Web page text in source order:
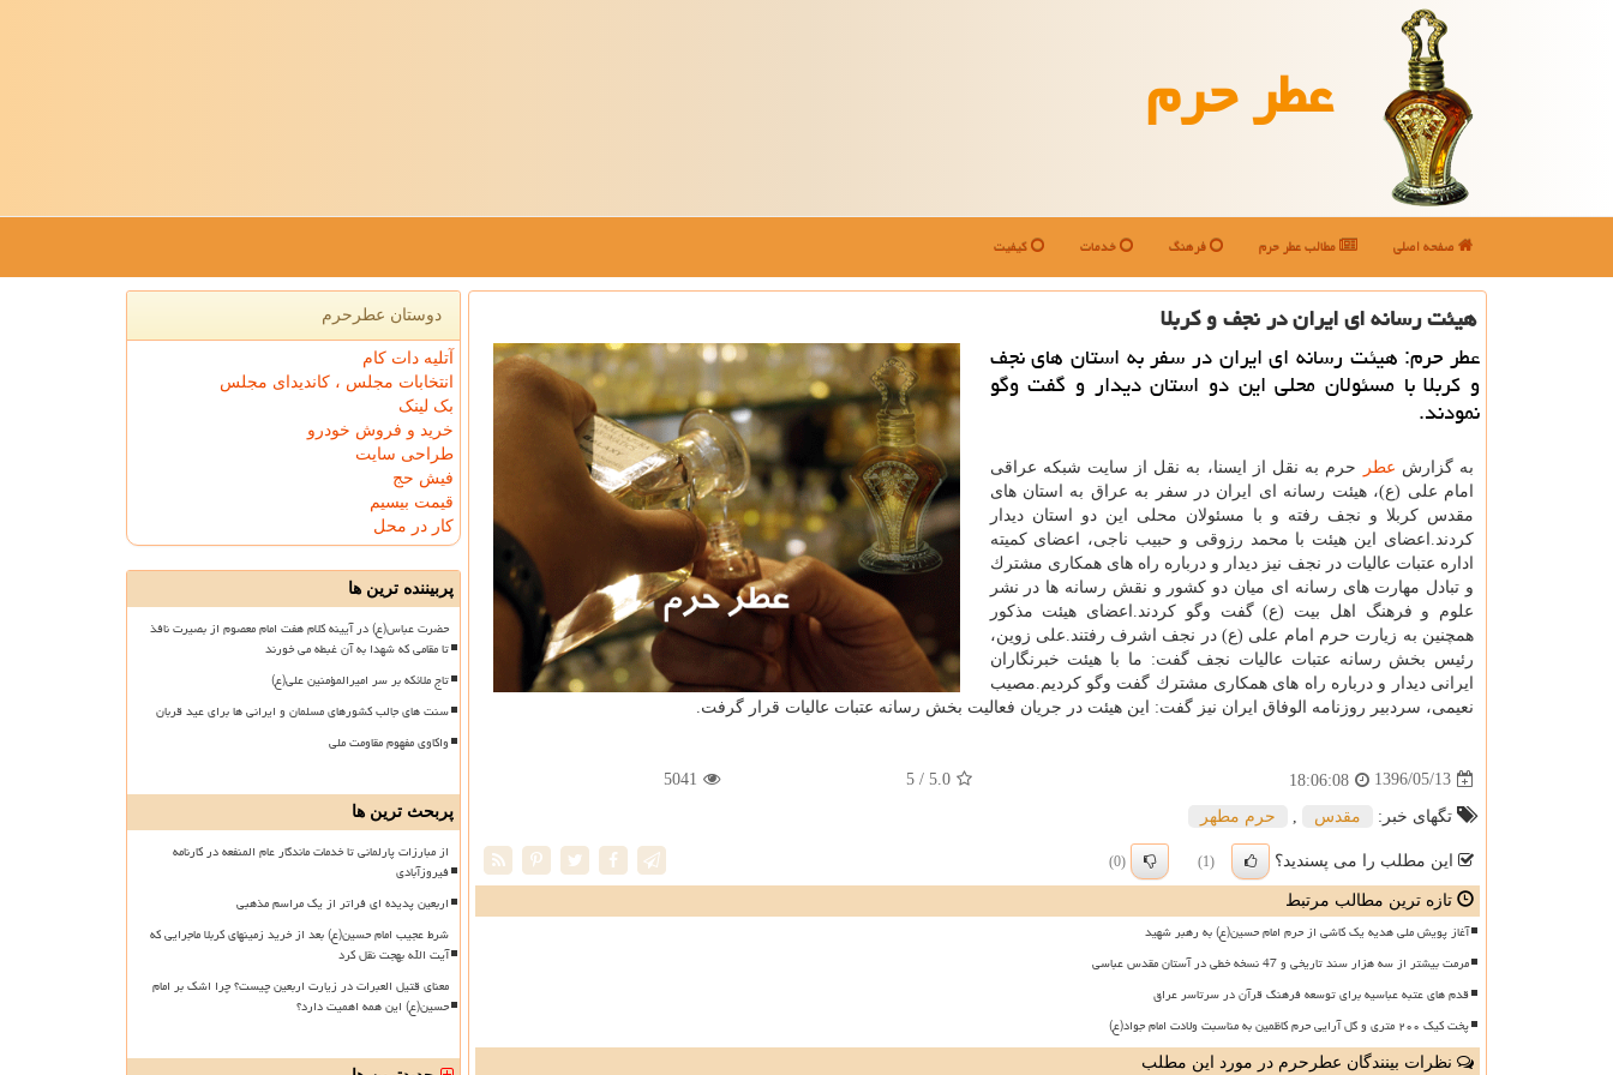
عطر حرم
صفحه اصلی مطالب عطر حرم فرهنگ خدمات کیفیت
هیئت رسانه ای ایران در نجف و كربلا
عطر حرم: هیئت رسانه ای ایران در سفر به استان های نجف
و كربلا با مسئولان محلی این دو استان دیدار و گفت وگو
نمودند.
به گزارش عطر
حرم به نقل از ایسنا، به نقل از سایت شبكه عراقی
امام علی (ع)، هیئت رسانه ای ایران در سفر به عراق به استان های
مقدس كربلا و نجف رفته و با مسئولان محلی این دو استان دیدار
كردند.اعضای این هیئت با محمد رزوقی و حبیب ناجی، اعضای كمیته
اداره عتبات عالیات در نجف نیز دیدار و درباره راه های همكاری مشترك
و تبادل مهارت های رسانه ای میان دو كشور و نقش رسانه ها در نشر
علوم و فرهنگ اهل بیت (ع) گفت وگو كردند.اعضای هیئت مذكور
همچنین به زیارت حرم امام علی (ع) در نجف اشرف رفتند.علی زوین،
رئیس بخش رسانه عتبات عالیات نجف گفت: ما با هیئت خبرنگاران
ایرانی دیدار و درباره راه های همكاری مشترك گفت وگو كردیم.مصیب
نعیمی، سردبیر روزنامه الوفاق ایران نیز گفت: این هیئت در جریان فعالیت بخش رسانه عتبات عالیات قرار گرفت.
1396/05/13
18:06:08
5.0
/ 5
5041
تگهای خبر: مقدس حرم مطهر
این مطلب را می پسندید؟ (1)
(0)
تازه ترین مطالب مرتبط
آغاز پویش ملی هدیه یک کاشی از حرم امام حسین(ع) به رهبر شهید
مرمت بیشتر از سه هزار سند تاریخی و 47 نسخه خطی در آستان مقدس عباسی
قدم های عتبه عباسیه برای توسعه فرهنگ قرآن در سرتاسر عراق
پخت کیک ۲۰۰ متری و گل آرایی حرم کاظمین به مناسبت ولادت امام جواد(ع)
نظرات بینندگان عطرحرم در مورد این مطلب
دوستان عطرحرم
آتلیه دات کام
انتخابات مجلس ، کاندیدای مجلس
بک لینک
خرید و فروش خودرو
طراحی سایت
فیش حج
قیمت بیسیم
کار در محل
پربیننده ترین ها
حضرت عباس(ع) در آیینه کلام هفت امام معصوم از بصیرت نافذ
تا مقامی که شهدا به آن غبطه می خورند
تاج ملائکه بر سر امیرالمؤمنین علی(ع)
سنت های جالب کشورهای مسلمان و ایرانی ها برای عید قربان
واکاوی مفهوم مقاومت ملی
پربحث ترین ها
از مبارزات پارلمانی تا خدمات ماندگار عام المنفعه در کارنامه
فیروزآبادی
اربعین پدیده ای فراتر از یک مراسم مذهبی
شرط عجیب امام حسین(ع) بعد از خرید زمینهای کربلا ماجرایی که
آیت الله بهجت نقل کرد
معنای قتیل العبرات در زیارت اربعین چیست؟ چرا اشک بر امام
حسین(ع) این همه اهمیت دارد؟